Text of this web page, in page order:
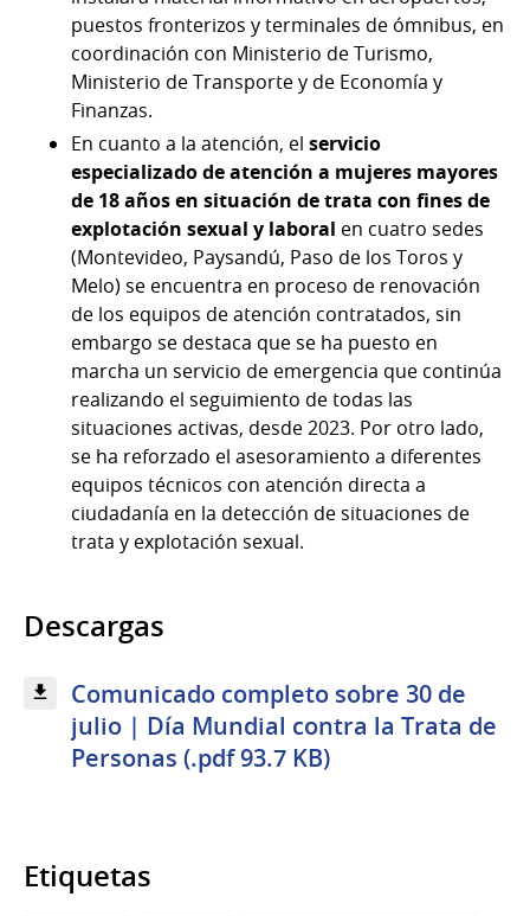
puestos fronterizos y terminales de ómnibus, en
coordinación con Ministerio de Turismo,
Ministerio de Transporte y de Economía y
Finanzas.
En cuanto a la atención, el servicio
especializado de atención a mujeres mayores
de 18 años en situación de trata con fines de
explotación sexual y laboral en cuatro sedes
(Montevideo, Paysandú, Paso de los Toros y
Melo) se encuentra en proceso de renovación
de los equipos de atención contratados, sin
embargo se destaca que se ha puesto en
marcha un servicio de emergencia que continúa
realizando el seguimiento de todas las
situaciones activas, desde 2023. Por otro lado,
se ha reforzado el asesoramiento a diferentes
equipos técnicos con atención directa a
ciudadanía en la detección de situaciones de
trata y explotación sexual.
Descargas
Comunicado completo sobre 30 de
julio | Día Mundial contra la Trata de
Personas (.pdf 93.7 KB)
Etiquetas